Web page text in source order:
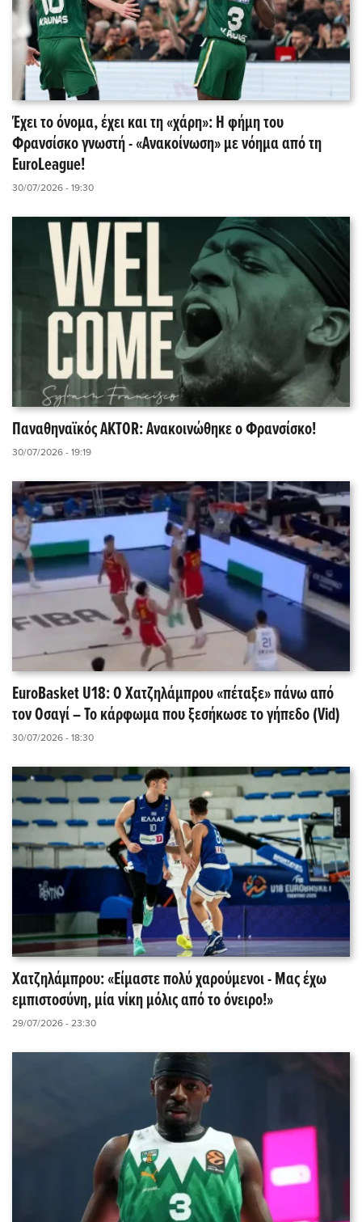
Έχει το όνομα, έχει και τη «χάρη»: Η φήμη του
Φρανσίσκο γνωστή - «Ανακοίνωση» με νόημα από τη
EuroLeague!
30/07/2026 - 19:30
Παναθηναϊκός AKTOR: Ανακοινώθηκε ο Φρανσίσκο!
30/07/2026 - 19:19
EuroBasket U18: Ο Χατζηλάμπρου «πέταξε» πάνω από
τον Οσαγί – Το κάρφωμα που ξεσήκωσε το γήπεδο (Vid)
30/07/2026 - 18:30
Χατζηλάμπρου: «Είμαστε πολύ χαρούμενοι - Μας έχω
εμπιστοσύνη, μία νίκη μόλις από το όνειρο!»
29/07/2026 - 23:30